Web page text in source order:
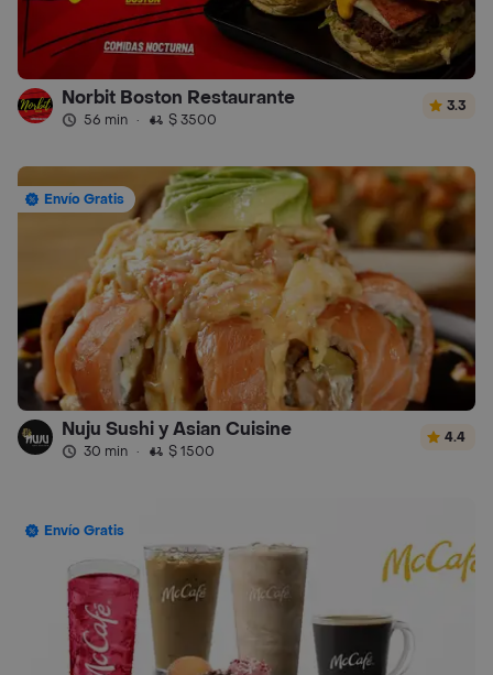
Norbit Boston Restaurante
56 min · $ 3500
3.3
Envío Gratis
Nuju Sushi y Asian Cuisine
30 min · $ 1500
4.4
Envío Gratis